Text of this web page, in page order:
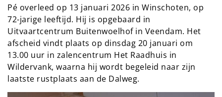
Pé overleed op 13 januari 2026 in Winschoten, op
72-jarige leeftijd. Hij is opgebaard in
Uitvaartcentrum Buitenwoelhof in Veendam. Het
afscheid vindt plaats op dinsdag 20 januari om
13.00 uur in zalencentrum Het Raadhuis in
Wildervank, waarna hij wordt begeleid naar zijn
laatste rustplaats aan de Dalweg.